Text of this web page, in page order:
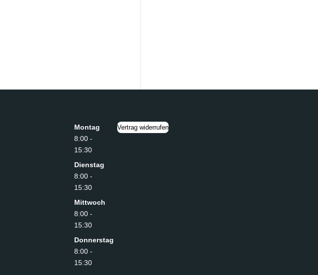
Montag
8:00 -
15:30
Dienstag
8:00 -
15:30
Mittwoch
8:00 -
15:30
Donnerstag
8:00 -
15:30
Vertrag widerrufen